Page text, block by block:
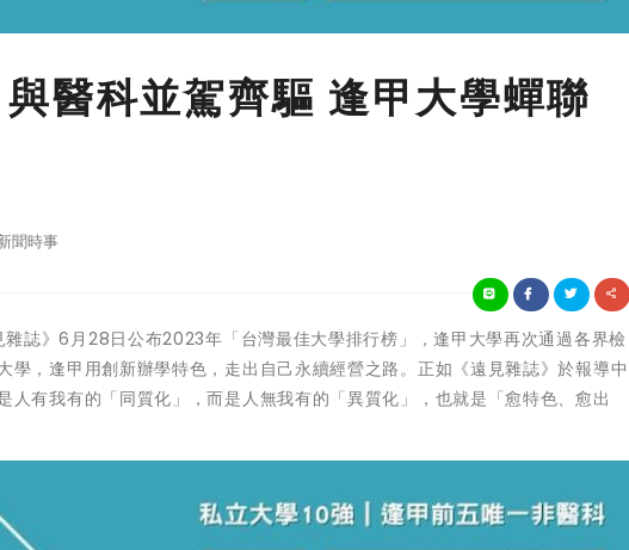
與醫科並駕齊驅 逢甲大學蟬聯
聞時事
》6月28日公布2023年「台灣最佳大學排行榜」，逢甲大學再次通過各界檢
學，逢甲用創新辦學特色，走出自己永續經營之路。正如《遠見雜誌》於報導中
人有我有的「同質化」，而是人無我有的「異質化」，也就是「愈特色、愈出